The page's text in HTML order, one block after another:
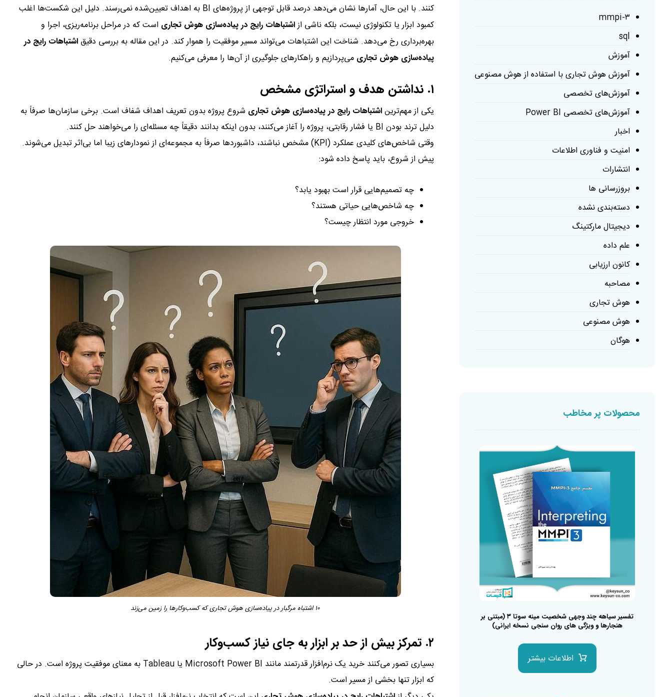
کنند. با این حال، آمارها نشان می‌دهد درصد قابل توجهی از پروژه‌های BI به اهداف تعیین‌شده نمی‌رسند. دلیل این شکست‌ها اغلب
کمبود ابزار یا تکنولوژی نیست، بلکه ناشی ازاشتباهات رایج در پیاده‌سازی هوش تجاری است که در مراحل برنامه‌ریزی، اجرا و
بهره‌برداری رخ می‌دهد. شناخت این اشتباهات می‌تواند مسیر موفقیت را هموار کند. در این مقاله به بررسی دقیقاشتباهات رایج در
پیاده‌سازی هوش تجاری می‌پردازیم و راهکارهای جلوگیری از آن‌ها را معرفی می‌کنیم.
۱. نداشتن هدف و استراتژی مشخص
یکی از مهم‌تریناشتباهات رایج در پیاده‌سازی هوش تجاری شروع پروژه بدون تعریف اهداف شفاف است. برخی سازمان‌ها صرفاً به
دلیل ترند بودن BI یا فشار رقابتی، پروژه را آغاز می‌کنند، بدون اینکه بدانند دقیقاً چه مسئله‌ای را می‌خواهند حل کنند.
وقتی شاخص‌های کلیدی عملکرد (KPI) مشخص نباشند، داشبوردها صرفاً به مجموعه‌ای از نمودارهای زیبا اما بی‌اثر تبدیل می‌شوند.
پیش از شروع، باید پاسخ داده شود:
چه تصمیم‌هایی قرار است بهبود یابد؟
چه شاخص‌هایی حیاتی هستند؟
خروجی مورد انتظار چیست؟
۱۰ اشتباه مرگبار در پیاده‌سازی هوش تجاری که کسب‌وکارها را زمین می‌زند
۲. تمرکز بیش از حد بر ابزار به جای نیاز کسب‌وکار
بسیاری تصور می‌کنند خرید یک نرم‌افزار قدرتمند مانند Microsoft Power BI یاTableau به معنای موفقیت پروژه است. در حالی
که ابزار تنها بخشی از مسیر است.
mmpi-۳
sql
آموزش
آموزش هوش تجاری با استفاده از هوش مصنوعی
آموزش‌های تخصصی
آموزش‌های تخصصی Power BI
اخبار
امنیت و فناوری اطلاعات
انتشارات
بروزرسانی ها
دسته‌بندی نشده
دیجیتال مارکتینگ
علم داده
کانون ارزیابی
مصاحبه
هوش تجاری
هوش مصنوعی
هوگان
محصولات پر مخاطب
تفسیر سیاهه چند وجهی شخصیت مینه سوتا ۳ (مبتنی بر
هنجارها و ویژگی های روان سنجی نسخه ایرانی)
اطلاعات بیشتر